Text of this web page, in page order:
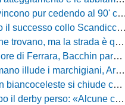
cedendo al 90' contro i laziali
secondo tempo così, solo una cosa viene prima di questa maglia»
Alma fa volare la Reggina e carica l'ambiente
para un penalty nel primo tempo
Ardizzone salva i biancazzurri nel finale
si chiude con un pareggio senza reti
mi sono piaciute, ma siamo sulla strada giusta»